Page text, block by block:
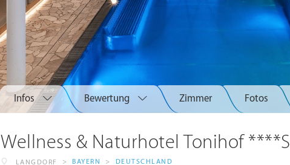
Infos Bewertung Zimmer Fotos
Wellness & Naturhotel Tonihof ****S
LANGDORF > BAYERN > DEUTSCHLAND